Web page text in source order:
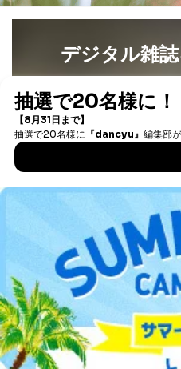
当社の従業者の個
人事
6
企業）からの委託
等をご利用の方の
個人情報
提携
サー
7
SNS公式アカウン
トに登録された方
当社
お問
質向
その
ー等
ため
※上記の利用目的のうち
ータ（開示対象個人情報）
開示等のご請求に対応させ
なお、6、7については、パ
各SNS運営会社様にご請求
ます。
３．個人情報の第三者提供
デジタル雑
書籍）が無料
ご利用方
総合
アフィリエイト